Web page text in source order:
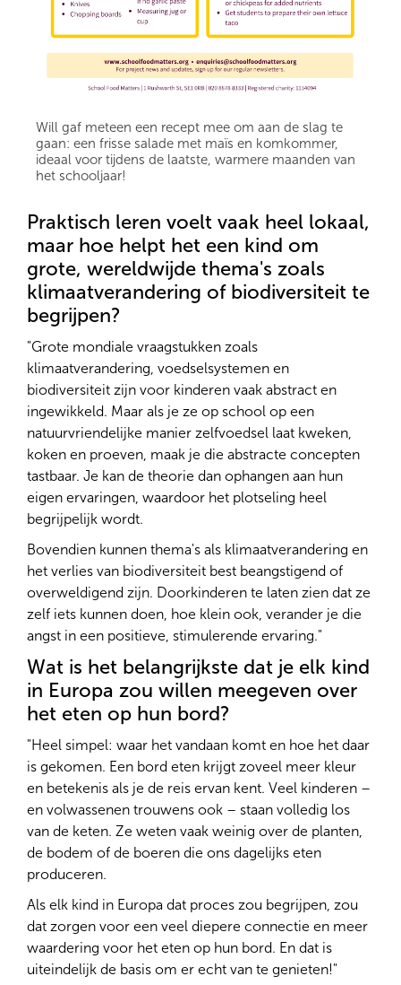
Will gaf meteen een recept mee om aan de slag te
gaan: een frisse salade met maïs en komkommer,
ideaal voor tijdens de laatste, warmere maanden van
het schooljaar!
Praktisch leren voelt vaak heel lokaal,
maar hoe helpt het een kind om
grote, wereldwijde thema's zoals
klimaatverandering of biodiversiteit te
begrijpen?
"Grote mondiale vraagstukken zoals
klimaatverandering, voedselsystemen en
biodiversiteit zijn voor kinderen vaak abstract en
ingewikkeld. Maar als je ze op school op een
natuurvriendelijke manier zelfvoedsel laat kweken,
koken en proeven, maak je die abstracte concepten
tastbaar. Je kan de theorie dan ophangen aan hun
eigen ervaringen, waardoor het plotseling heel
begrijpelijk wordt.
Bovendien kunnen thema's als klimaatverandering en
het verlies van biodiversiteit best beangstigend of
overweldigend zijn. Doorkinderen te laten zien dat ze
zelf iets kunnen doen, hoe klein ook, verander je die
angst in een positieve, stimulerende ervaring."
Wat is het belangrijkste dat je elk kind
in Europa zou willen meegeven over
het eten op hun bord?
"Heel simpel: waar het vandaan komt en hoe het daar
is gekomen. Een bord eten krijgt zoveel meer kleur
en betekenis als je de reis ervan kent. Veel kinderen –
en volwassenen trouwens ook – staan volledig los
van de keten. Ze weten vaak weinig over de planten,
de bodem of de boeren die ons dagelijks eten
produceren.
Als elk kind in Europa dat proces zou begrijpen, zou
dat zorgen voor een veel diepere connectie en meer
waardering voor het eten op hun bord. En dat is
uiteindelijk de basis om er echt van te genieten!"